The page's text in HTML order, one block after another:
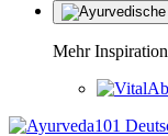
Mehr Inspiration